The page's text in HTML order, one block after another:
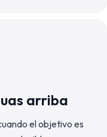
arriba
el objetivo es